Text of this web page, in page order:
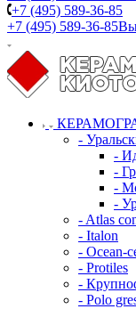
+7 (495) 589-36-85
+7 (495) 589-36-85
-
-
-
-
-
- Atlas
- Italon
- Ocean-
- Protiles
-
- Polo